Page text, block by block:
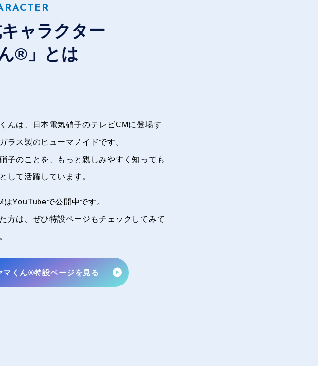
ャラクター
®」とは
んは、日本電気硝子のテレビCMに登場す
ラス製のヒューマノイドです。
子のことを、もっと親しみやすく知っても
して活躍しています。
はYouTubeで公開中です。
方は、ぜひ特設ページもチェックしてみて
マくん®特設ページを見る